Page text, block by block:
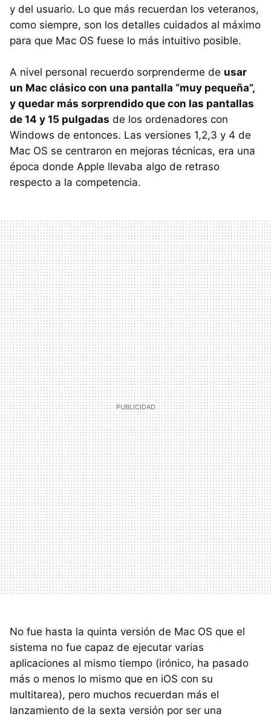
y del usuario. Lo que más recuerdan los veteranos,
como siempre, son los detalles cuidados al máximo
para que Mac OS fuese lo más intuitivo posible.
A nivel personal recuerdo sorprenderme de usar
un Mac clásico con una pantalla “muy pequeña”,
y quedar más sorprendido que con las pantallas
de 14 y 15 pulgadas de los ordenadores con
Windows de entonces. Las versiones 1,2,3 y 4 de
Mac OS se centraron en mejoras técnicas, era una
época donde Apple llevaba algo de retraso
respecto a la competencia.
No fue hasta la quinta versión de Mac OS que el
sistema no fue capaz de ejecutar varias
aplicaciones al mismo tiempo (irónico, ha pasado
más o menos lo mismo que en iOS con su
multitarea), pero muchos recuerdan más el
lanzamiento de la sexta versión por ser una